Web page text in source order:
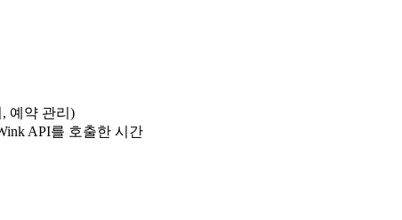
예약 관리)
API를 호출한 시간